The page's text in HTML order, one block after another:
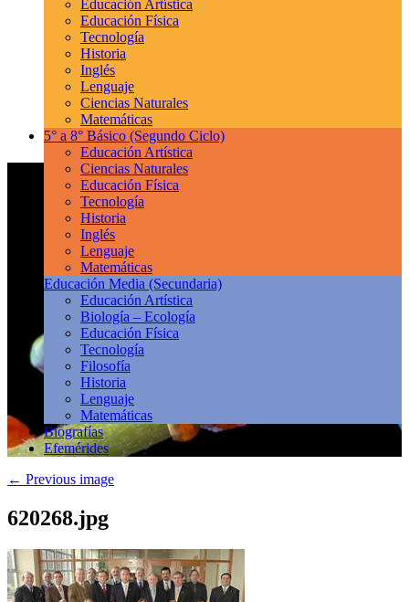
Educación Artística
Educación Física
Tecnología
Historia
Inglés
Lenguaje
Ciencias Naturales
Matemáticas
5° a 8° Básico (Segundo Ciclo)
Educación Artística
Ciencias Naturales
Educación Física
Tecnología
Historia
Inglés
Lenguaje
Matemáticas
Educación Media (Secundaria)
Educación Artística
Biología – Ecología
Educación Física
Tecnología
Filosofía
Historia
Lenguaje
Matemáticas
Biografías
Efemérides
← Previous image
620268.jpg